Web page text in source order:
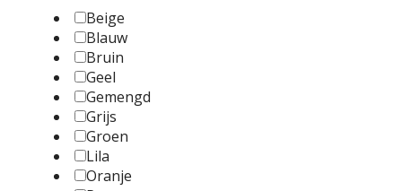
Beige
Blauw
Bruin
Geel
Gemengd
Grijs
Groen
Lila
Oranje